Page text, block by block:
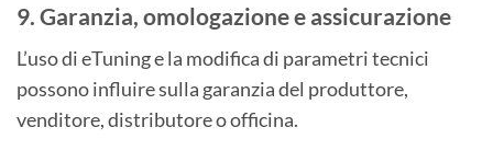
9. Garanzia, omologazione e assicurazione
L’uso di eTuning e la modifica di parametri tecnici
possono influire sulla garanzia del produttore,
venditore, distributore o officina.